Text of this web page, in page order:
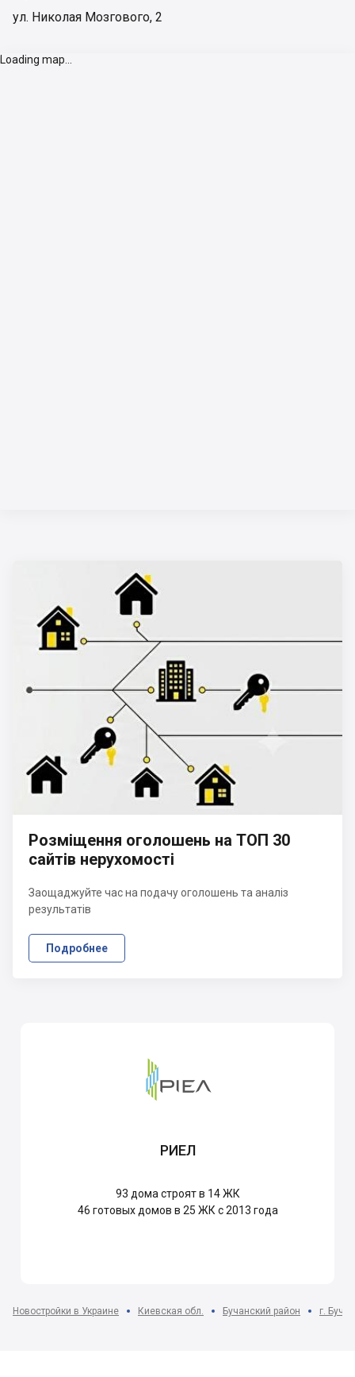
ул. Николая Мозгового, 2
Loading map...
Розміщення оголошень на ТОП 30
сайтів нерухомості
Заощаджуйте час на подачу оголошень та аналіз
результатів
Подробнее
РИЕЛ
93 дома строят в 14 ЖК
46 готовых домов в 25 ЖК с 2013 года
Новостройки в Украине Киевская обл. Бучанский район г. Буча